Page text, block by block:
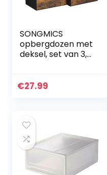
SONGMICS
opbergdozen met
deksel, set van 3,
voor kleding en
€27.99